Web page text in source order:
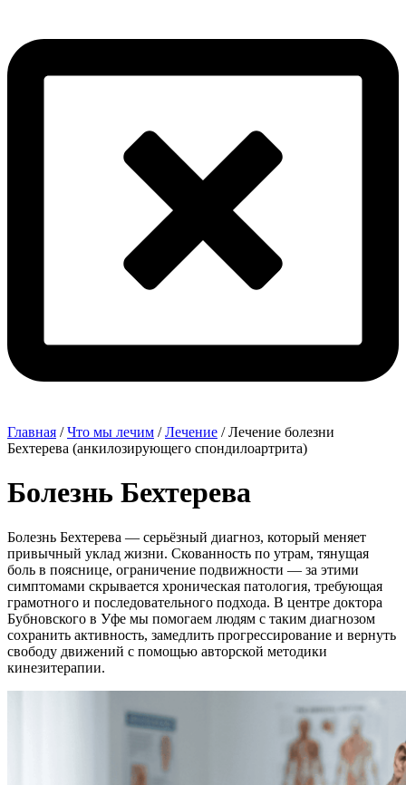
Главная /Что мы лечим /Лечение /Лечение болезни
Бехтерева (анкилозирующего спондилоартрита)
Болезнь Бехтерева
Болезнь Бехтерева — серьёзный диагноз, который меняет
привычный уклад жизни. Скованность по утрам, тянущая
боль в пояснице, ограничение подвижности — за этими
симптомами скрывается хроническая патология, требующая
грамотного и последовательного подхода. В центре доктора
Бубновского в Уфе мы помогаем людям с таким диагнозом
сохранить активность, замедлить прогрессирование и вернуть
свободу движений с помощью авторской методики
кинезитерапии.